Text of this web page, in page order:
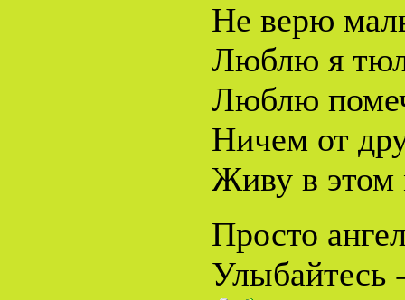
Не верю
Люблю я
Люблю
Ничем от
Живу в этом
Просто
Улыбайтесь